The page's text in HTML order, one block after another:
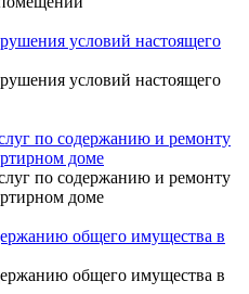
условий настоящего
условий настоящего
по содержанию и ремонту
доме
по содержанию и ремонту
доме
общего имущества в
общего имущества в